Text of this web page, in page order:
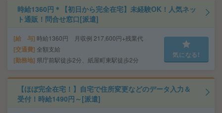
時給1360円＊【初日から完全在宅】未経験OK！人気ネッ
ト通販！問合せ窓口[派遣]
給 与 時給1360円 月収例 217,600円+残業代
交通費 全額支給
勤務地 県庁前駅徒歩2分、紙屋町東駅徒歩2分
気になる!
【ほぼ完全在宅！】自宅で住所変更などのデータ入力＆
受付！時給1490円～[派遣]